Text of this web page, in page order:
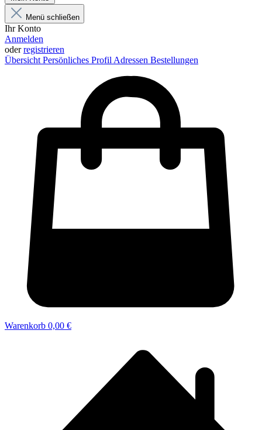
Menü schließen
Ihr Konto
Anmelden
oderregistrieren
Übersicht Persönliches Profil Adressen Bestellungen
Warenkorb 0,00 €